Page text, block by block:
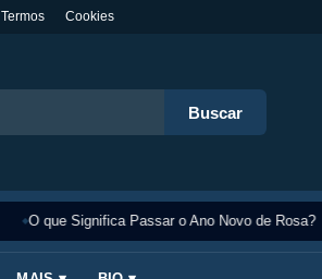
Termos Cookies
Buscar
O que Significa Passar o Ano Novo de Rosa?